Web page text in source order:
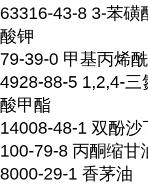
63316-43-8 3-苯磺
酸钾
79-39-0 甲基丙烯
4928-88-5 1,2,4-三
酸甲酯
14008-48-1 双酚沙
100-79-8 丙酮缩甘
8000-29-1 香茅油